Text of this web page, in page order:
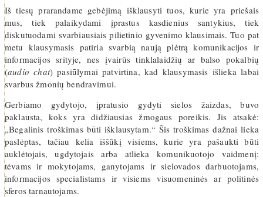
Iš tiesų prarandame gebėjimą išklausyti tuos, kurie yra priešais
mus, tiek palaikydami įprastus kasdienius santykius, tiek
diskutuodami svarbiausiais pilietinio gyvenimo klausimais. Tuo pat
metu klausymasis patiria svarbią naują plėtrą komunikacijos ir
informacijos srityje, nes įvairūs tinklalaidžių ar balso pokalbių
(audio chat) pasiūlymai patvirtina, kad klausymasis išlieka labai
svarbus žmonių bendravimui.
Gerbiamo gydytojo, įpratusio gydyti sielos žaizdas, buvo
paklausta, koks yra didžiausias žmogaus poreikis. Jis atsakė:
„Begalinis troškimas būti išklausytam.“ Šis troškimas dažnai lieka
paslėptas, tačiau kelia iššūkį visiems, kurie yra pašaukti būti
auklėtojais, ugdytojais arba atlieka komunikuotojo vaidmenį:
tėvams ir mokytojams, ganytojams ir sielovados darbuotojams,
informacijos specialistams ir visiems visuomeninės ar politinės
sferos tarnautojams.